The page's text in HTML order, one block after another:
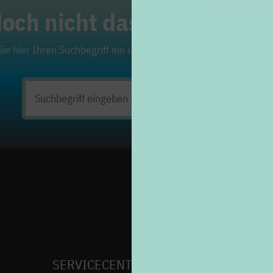
nicht das Richtige
hier Ihren Suchbegriff ein und klicken Sie auf die Lupe. Viel
Suchen
nach:
SERVICECENTER H7